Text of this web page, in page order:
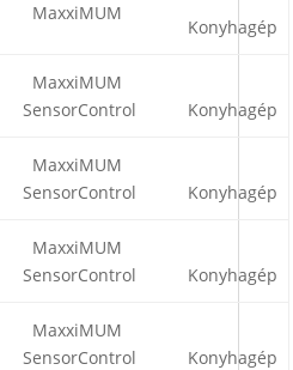
MaxxiMUM
Konyhagép
MaxxiMUM
SensorControl
Konyhagép
MaxxiMUM
SensorControl
Konyhagép
MaxxiMUM
SensorControl
Konyhagép
MaxxiMUM
SensorControl
Konyhagép